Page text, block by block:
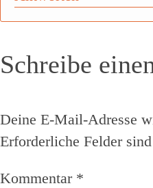
Schreibe
Deine E-Mail-Adresse
Erforderliche Felder
Kommentar *